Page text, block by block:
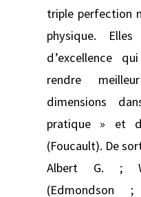
triple perfection
physique.
d’excellence
rendre
dimensions
pratique » et
(Foucault). De
Albert G. ;
(Edmondson